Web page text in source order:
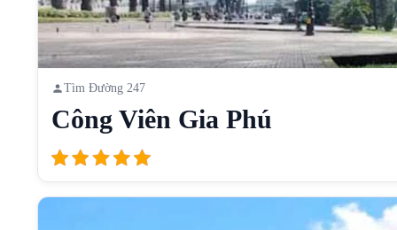
Tìm Đường 247
Công Viên Gia Phú